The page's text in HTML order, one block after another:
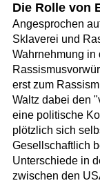
Die Rolle von
Angesprochen
Sklaverei und
Wahrnehmung in
erst zum
Waltz dabei den
eine politische
plötzlich sich
Gesellschaftlich
Unterschiede in
zwischen den